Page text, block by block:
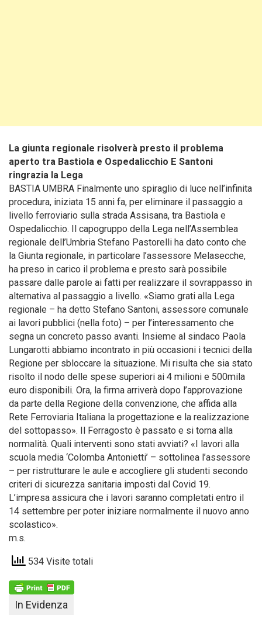
La giunta regionale risolverà presto il problema
aperto tra Bastiola e Ospedalicchio E Santoni
ringrazia la Lega
BASTIA UMBRA Finalmente uno spiraglio di luce nell’infinita
procedura, iniziata 15 anni fa, per eliminare il passaggio a
livello ferroviario sulla strada Assisana, tra Bastiola e
Ospedalicchio. Il capogruppo della Lega nell’Assemblea
regionale dell’Umbria Stefano Pastorelli ha dato conto che
la Giunta regionale, in particolare l’assessore Melasecche,
ha preso in carico il problema e presto sarà possibile
passare dalle parole ai fatti per realizzare il sovrappasso in
alternativa al passaggio a livello. «Siamo grati alla Lega
regionale – ha detto Stefano Santoni, assessore comunale
ai lavori pubblici (nella foto) – per l’interessamento che
segna un concreto passo avanti. Insieme al sindaco Paola
Lungarotti abbiamo incontrato in più occasioni i tecnici della
Regione per sbloccare la situazione. Mi risulta che sia stato
risolto il nodo delle spese superiori ai 4 milioni e 500mila
euro disponibili. Ora, la firma arriverà dopo l’approvazione
da parte della Regione della convenzione, che affida alla
Rete Ferroviaria Italiana la progettazione e la realizzazione
del sottopasso». Il Ferragosto è passato e si torna alla
normalità. Quali interventi sono stati avviati? «I lavori alla
scuola media ‘Colomba Antonietti’ – sottolinea l’assessore
– per ristrutturare le aule e accogliere gli studenti secondo
criteri di sicurezza sanitaria imposti dal Covid 19.
L’impresa assicura che i lavori saranno completati entro il
14 settembre per poter iniziare normalmente il nuovo anno
scolastico».
m.s.
534 Visite totali
In Evidenza